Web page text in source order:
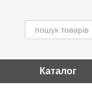
Каталог